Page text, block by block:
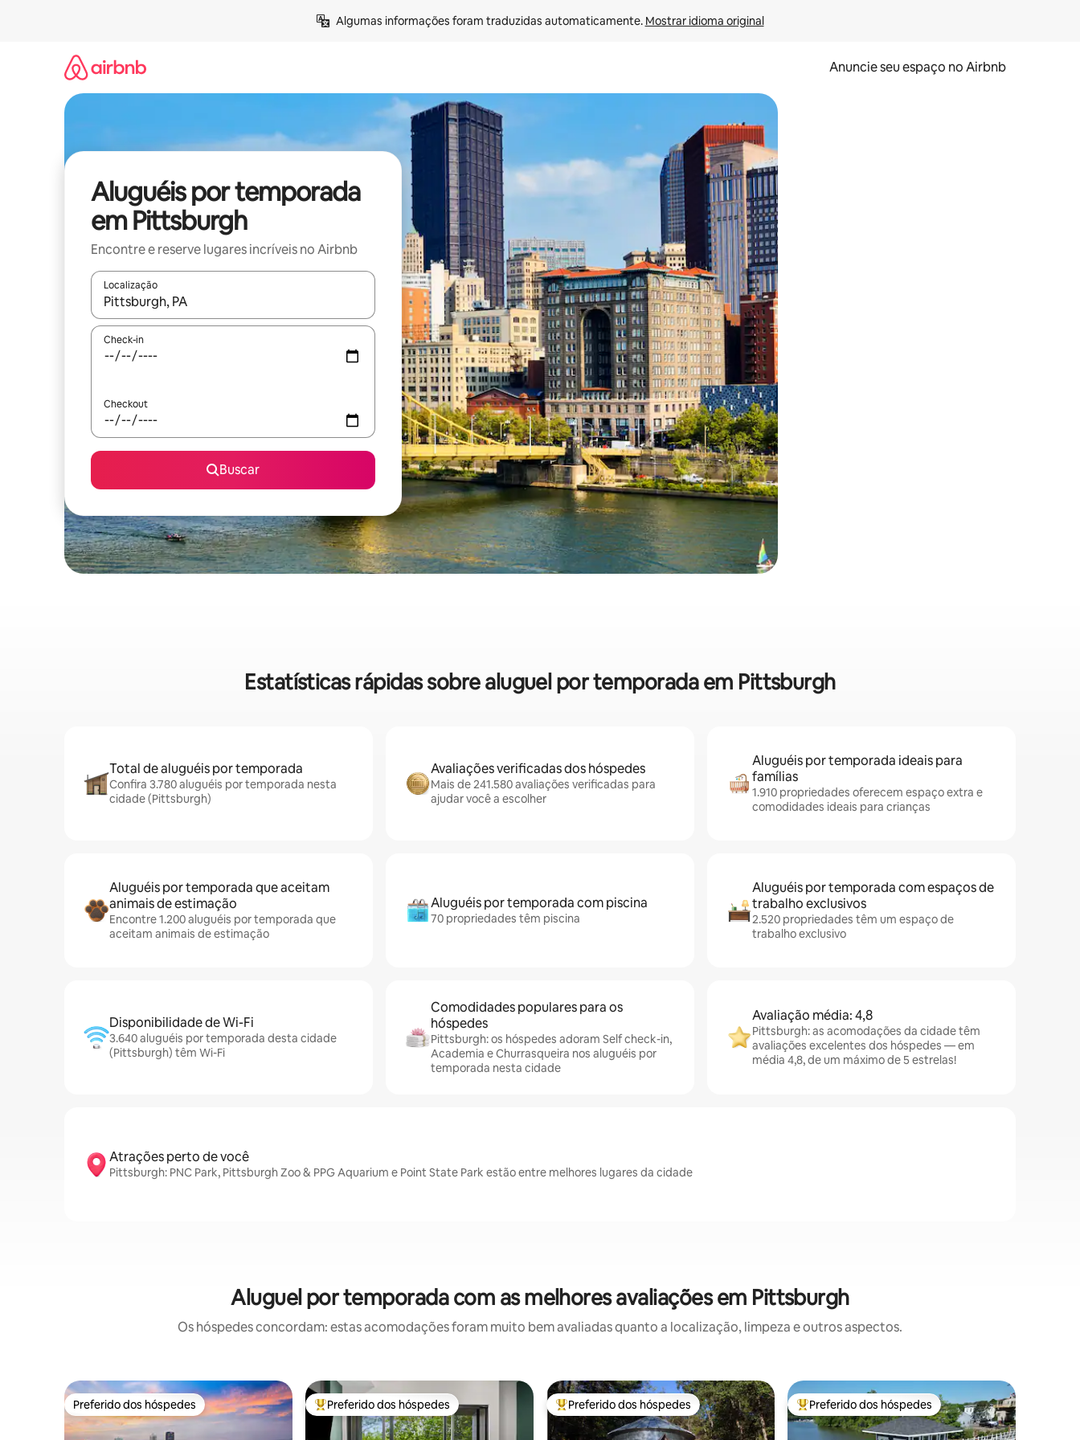
Algumas informações foram traduzidas automaticamente. Mostrar idioma original
Anuncie seu espaço no Airbnb
Aluguéis por temporada
em Pittsburgh
Encontre e reserve lugares incríveis no Airbnb
Localização
Quando os resultados estiverem disponíveis, explore-os usando as seta para cima e para baixo do teclado ou tocando e deslizando o dedo na tela.
Check-in
Checkout
Buscar
Estatísticas rápidas sobre aluguel por temporada em Pittsburgh
Total de aluguéis por temporada
Confira 3.780 aluguéis por temporada nesta
cidade (Pittsburgh)
Avaliações verificadas dos hóspedes
Mais de 241.580 avaliações verificadas para
ajudar você a escolher
Aluguéis por temporada ideais para
famílias
1.910 propriedades oferecem espaço extra e
comodidades ideais para crianças
Aluguéis por temporada que aceitam
animais de estimação
Encontre 1.200 aluguéis por temporada que
aceitam animais de estimação
Aluguéis por temporada com piscina
70 propriedades têm piscina
Aluguéis por temporada com espaços de
trabalho exclusivos
2.520 propriedades têm um espaço de
trabalho exclusivo
Disponibilidade de Wi-Fi
3.640 aluguéis por temporada desta cidade
(Pittsburgh) têm Wi-Fi
Comodidades populares para os
hóspedes
Pittsburgh: os hóspedes adoram Self check-in,
Academia e Churrasqueira nos aluguéis por
temporada nesta cidade
Avaliação média: 4,8
Pittsburgh: as acomodações da cidade têm
avaliações excelentes dos hóspedes — em
média 4,8, de um máximo de 5 estrelas!
Atrações perto de você
Pittsburgh: PNC Park, Pittsburgh Zoo & PPG Aquarium e Point State Park estão entre melhores lugares da cidade
Aluguel por temporada com as melhores avaliações em Pittsburgh
Os hóspedes concordam: estas acomodações foram muito bem avaliadas quanto a localização, limpeza e outros aspectos.
Preferido dos hóspedes
Preferido dos hóspedes Entre os melhores preferidos dos hóspedes
Preferido dos hóspedes Entre os melhores preferidos dos hóspedes
Preferido dos hóspedes Entre os melhores preferidos dos hóspedes
Preferido dos hóspedes